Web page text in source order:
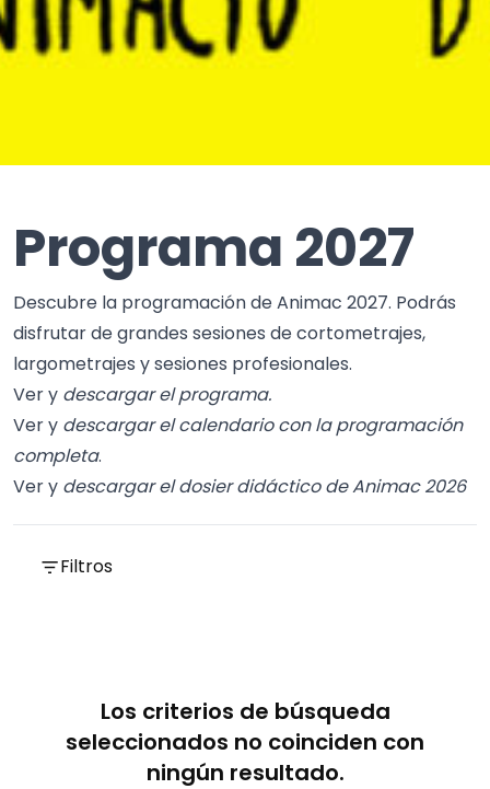
Programa 2027
Descubre la programación de Animac 2027. Podrás
disfrutar de grandes sesiones de cortometrajes,
largometrajes y sesiones profesionales.
Ver y descargar el programa.
Ver y descargar el calendario con la programación
completa.
Ver y descargar el dosier didáctico de Animac 2026
Filtros
Los criterios de búsqueda
seleccionados no coinciden con
ningún resultado.